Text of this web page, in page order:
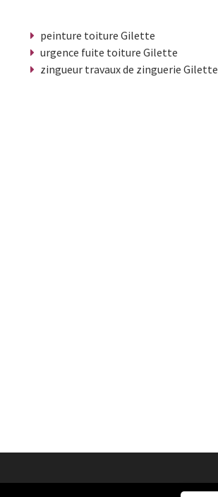
peinture toiture Gilette
urgence fuite toiture Gilette
zingueur travaux de zinguerie Gilette